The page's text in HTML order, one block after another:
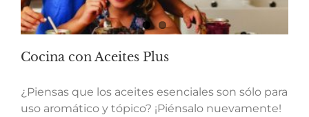
Cocina con Aceites Plus
¿Piensas que los aceites esenciales son sólo para
uso aromático y tópico? ¡Piénsalo nuevamente!